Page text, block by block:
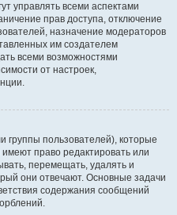
управлять всеми аспектами
прав доступа, отключение
назначение модераторов
им создателем
всеми возможностями
от настроек,
группы пользователей), которые
право редактировать или
перемещать, удалять и
они отвечают. Основные задачи
содержания сообщений